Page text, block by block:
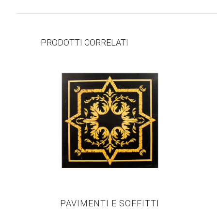
PRODOTTI CORRELATI
PAVIMENTI E SOFFITTI